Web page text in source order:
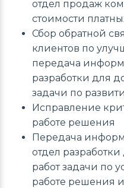
отдел продаж
стоимости
Сбор обратной
клиентов по
передача
разработки для
задачи по
Исправление
работе решения
Передача
отдел
работ задачи по
работе решения